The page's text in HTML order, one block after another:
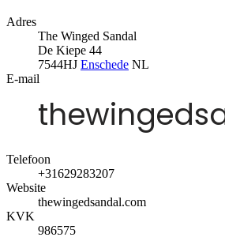
Adres
The Winged Sandal
De Kiepe 44
7544HJ Enschede NL
E-mail
Telefoon
+31629283207
Website
thewingedsandal.com
KVK
986575